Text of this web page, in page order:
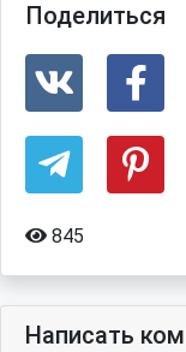
Поделиться
845
Написать